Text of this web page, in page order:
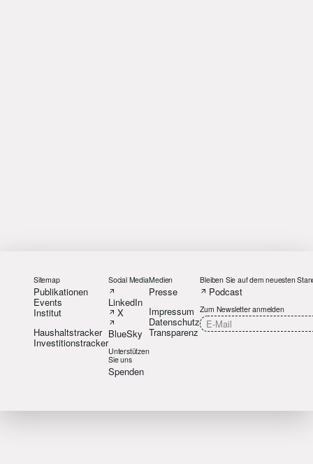
Sitemap
Publikationen
Events
Institut
Haushaltstracker
Investitionstracker
Social Media
LinkedIn
X
BlueSky
Unterstützen
Sie uns
Spenden
Medien
Presse
Impressum
Datenschutz
Transparenz
Bleiben Sie auf dem neuesten
Podcast
Zum Newsletter anmelden